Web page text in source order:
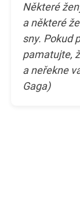
Některé
a některé
sny. Pokud
pamatujte,
a neřekne
Gaga)